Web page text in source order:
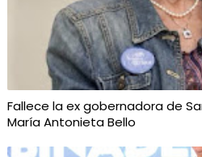
Fallece la ex gobernadora de
María Antonieta Bello